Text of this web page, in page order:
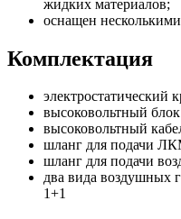
жидких материалов;
оснащен
Комплектация
электростатический
высоковольтный
высоковольтный
шланг для подачи
шланг для подачи
два вида воздушных
1+1